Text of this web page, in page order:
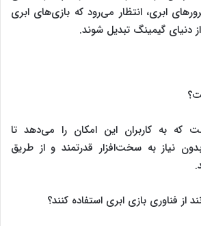
ابری، انتظار می‌رود که بازی‌های ابری
دنیای گیمینگ تبدیل شوند.
که به کاربران این امکان را می‌دهد تا
نیاز به سخت‌افزار قدرتمند و از طریق
از فناوری بازی ابری استفاده کنند؟